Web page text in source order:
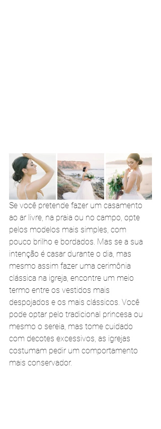
Se você pretende fazer um casamento
ao ar livre, na praia ou no campo, opte
pelos modelos mais simples, com
pouco brilho e bordados. Mas se a sua
intenção é casar durante o dia, mas
mesmo assim fazer uma cerimônia
clássica na igreja, encontre um meio
termo entre os vestidos mais
despojados e os mais clássicos. Você
pode optar pelo tradicional princesa ou
mesmo o sereia, mas tome cuidado
com decotes excessivos, as igrejas
costumam pedir um comportamento
mais conservador.